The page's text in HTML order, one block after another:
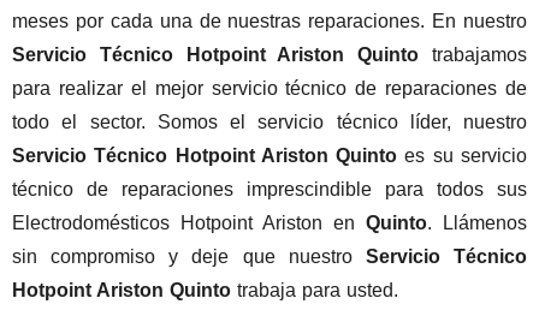
meses por cada una de nuestras reparaciones. En nuestro
Servicio Técnico Hotpoint Ariston Quinto trabajamos
para realizar el mejor servicio técnico de reparaciones de
todo el sector. Somos el servicio técnico líder, nuestro
Servicio Técnico Hotpoint Ariston Quinto es su servicio
técnico de reparaciones imprescindible para todos sus
Electrodomésticos Hotpoint Ariston en Quinto. Llámenos
sin compromiso y deje que nuestro Servicio Técnico
Hotpoint Ariston Quinto trabaja para usted.